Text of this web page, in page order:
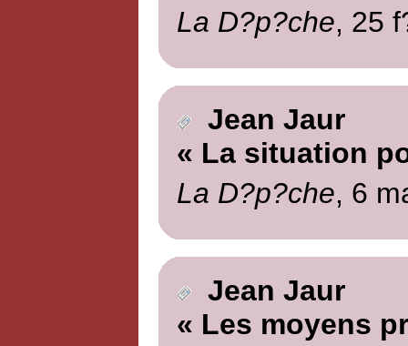
La D?p?che, 25
Jean Jaur
« La situation
La D?p?che, 6
Jean Jaur
« Les moyens